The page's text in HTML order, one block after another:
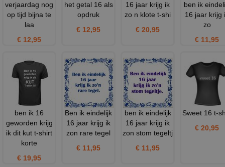
verjaardag nog
op tijd bijna te
laa
€ 12,95
het getal 16 als
opdruk
€ 12,95
16 jaar krijg ik
zo n klote t-shi
€ 20,95
ben ik
16 jaar krijg
zo
€ 11,95
ben ik 16
geworden krijg
ik dit kut t-shirt
korte
€ 19,95
Ben ik eindelijk
16 jaar krijg ik
zon rare tegel
€ 11,95
ben ik eindelijk
16 jaar krijg ik
zon stom tegeltj
€ 11,95
Sweet 16 t-
€ 20,95